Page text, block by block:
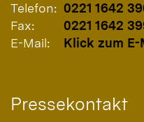
Telefon: 0221 1642
Fax:
0221 1642
E-Mail:
Klick zum E-
Pressekontakt